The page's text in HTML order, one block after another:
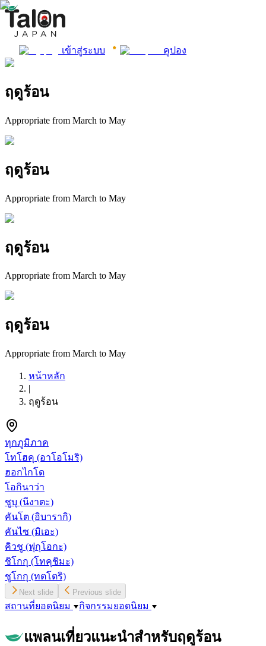
เข้าสู่ระบบ คูปอง
ฤดูร้อน
Appropriate from March to May
ฤดูร้อน
Appropriate from March to May
ฤดูร้อน
Appropriate from March to May
ฤดูร้อน
Appropriate from March to May
หน้าหลัก
|
ฤดูร้อน
ทุกภูมิภาค
โทโฮคุ (อาโอโมริ)
ฮอกไกโด
โอกินาว่า
ชูบุ (นีงาตะ)
คันโต (อิบารากิ)
คันไซ (มิเอะ)
คิวชู (ฟุกุโอกะ)
ชิโกกุ (โทคุชิมะ)
ชูโกกุ (ทตโตริ)
Next slide Previous slide
สถานที่ยอดนิยม กิจกรรมยอดนิยม
แพลนเที่ยวแนะนำสำหรับฤดูร้อน